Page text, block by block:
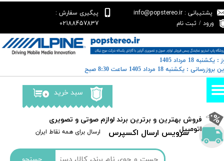
سرویس ارسال اکسپرس ​​ارسال برای همه نقاط ایران
پشتیبانی : info@popstereo.ir
پیگیری سفارش :
02188457837
ورود / ثبت نام
حساب کاربری من
تغییر گذر واژه
سفارشات
خروج از حساب کاربری
۰ سبد خرید
​فروش بهترین و برترین برند لوازم صوتی و تصویری
اتومبیل​​​​​​​
18 مرداد 1405
: یکشنبه 18 مرداد 1405 ساعت 8:30 صبح